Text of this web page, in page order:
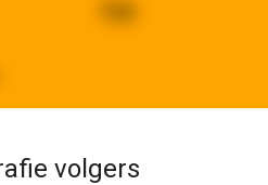
volgers